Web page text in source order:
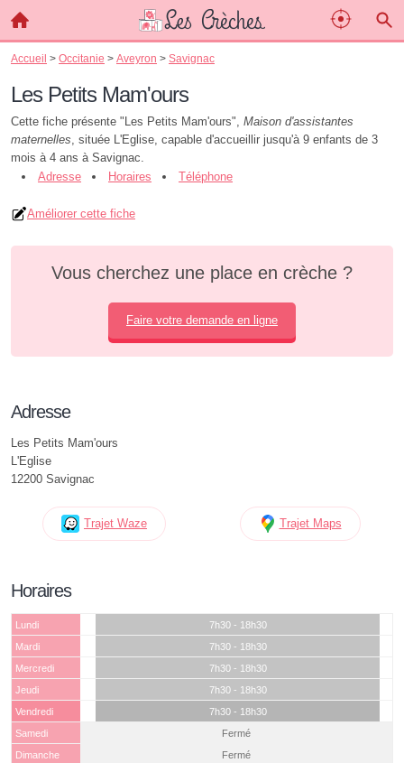
Accueil > Occitanie > Aveyron > Savignac
Les Petits Mam'ours
Cette fiche présente "Les Petits Mam'ours", Maison d'assistantes
maternelles, située L'Eglise, capable d'accueillir jusqu'à 9 enfants de 3
mois à 4 ans à Savignac.
Adresse
Horaires Téléphone
Améliorer cette fiche
Vous cherchez une place en crèche ?
Faire votre demande en ligne
Adresse
Les Petits Mam'ours
L'Eglise
12200 Savignac
Trajet Waze Trajet Maps
Horaires
Lundi
7h30 - 18h30
Mardi
7h30 - 18h30
Mercredi
7h30 - 18h30
Jeudi
7h30 - 18h30
Vendredi
7h30 - 18h30
Samedi
Fermé
Dimanche
Fermé